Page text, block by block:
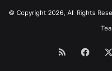
© Copyright 2026, All Rights
RSS